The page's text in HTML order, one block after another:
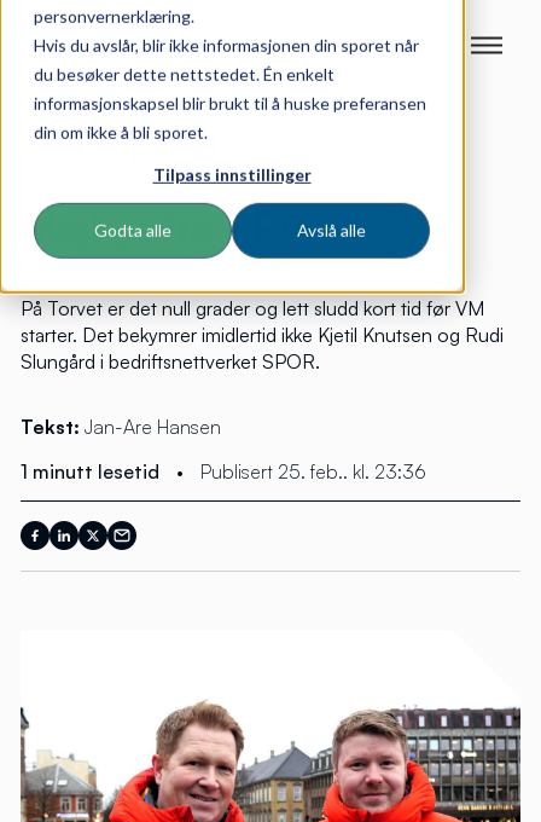
personvernerklæring.
Hvis du avslår, blir ikke informasjonen din sporet når
du besøker dette nettstedet. Én enkelt
informasjonskapsel blir brukt til å huske preferansen
din om ikke å bli sporet.
Tilpass innstillinger
Godta alle Avslå alle
Skal sette SPOR
På Torvet er det null grader og lett sludd kort tid før VM
starter. Det bekymrer imidlertid ikke Kjetil Knutsen og Rudi
Slungård i bedriftsnettverket SPOR.
Tekst: Jan-Are Hansen
1 minutt lesetid
• Publisert 25. feb.. kl. 23:36